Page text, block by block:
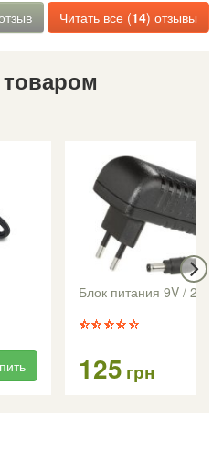
Читать все (14) отзывы
Блок питания 9V / 2.0A
125 грн